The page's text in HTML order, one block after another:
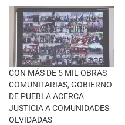
n
a
v
e
n
t
a
n
a
n
u
e
v
a
)
CON MÁS DE 5 MIL OBRAS
COMUNITARIAS, GOBIERNO
DE PUEBLA ACERCA
JUSTICIA A COMUNIDADES
OLVIDADAS